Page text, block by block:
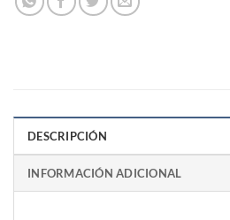
DESCRIPCIÓN
INFORMACIÓN ADICIONAL